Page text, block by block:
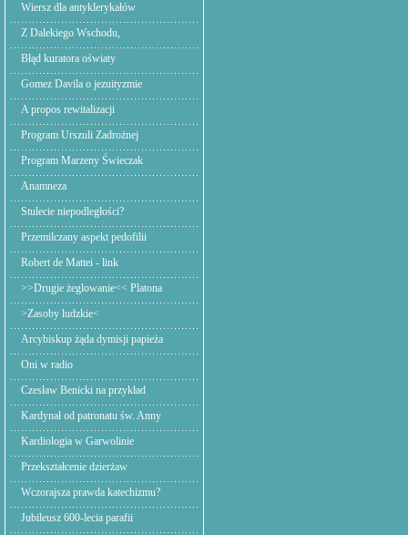
Wiersz dla antyklerykałów
Z Dalekiego Wschodu,
Błąd kuratora oświaty
Gomez Davila o jezuityzmie
A propos rewitalizacji
Program Urszuli Zadrożnej
Program Marzeny Świeczak
Anamneza
Stulecie niepodległości?
Przemilczany aspekt pedofilii
Robert de Mattei - link
>>Drugie żeglowanie<< Platona
>Zasoby ludzkie<
Arcybiskup żąda dymisji papieża
Oni w radio
Czesław Benicki na przykład
Kardynał od patronatu św. Anny
Kardiologia w Garwolinie
Przekształcenie dzierżaw
Wczorajsza prawda katechizmu?
Jubileusz 600-lecia parafii